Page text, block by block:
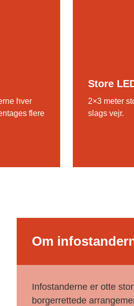
hver
flere
Store
2×3 meter
slags vejr.
Om
Infostanderne er otte
borgerrettede